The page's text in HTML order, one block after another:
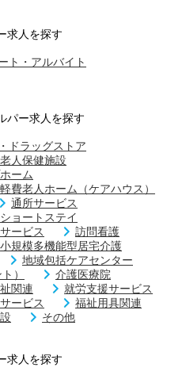
求人を探す
ト・アルバイト
パー求人を探す
ドラッグストア
人保健施設
ーム
軽費老人ホーム（ケアハウス）
通所サービス
ショートステイ
ービス
訪問看護
小規模多機能型居宅介護
地域包括ケアセンター
）
介護医療院
関連
就労支援サービス
ービス
福祉用具関連
その他
求人を探す